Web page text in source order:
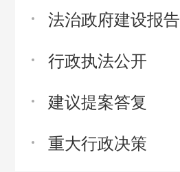
法治政府建设报告
行政执法公开
建议提案答复
重大行政决策